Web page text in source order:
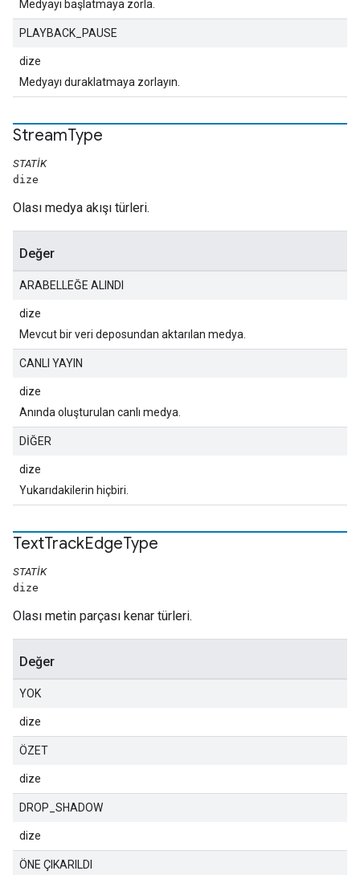
Medyayı başlatmaya zorla.
PLAYBACK_PAUSE
dize
Medyayı duraklatmaya zorlayın.
StreamType
STATIK
dize
Olası medya akışı türleri.
Değer
ARABELLEĞE ALINDI
dize
Mevcut bir veri deposundan aktarılan medya.
CANLI YAYIN
dize
Anında oluşturulan canlı medya.
DİĞER
dize
Yukarıdakilerin hiçbiri.
TextTrackEdgeType
STATIK
dize
Olası metin parçası kenar türleri.
Değer
YOK
dize
ÖZET
dize
DROP_SHADOW
dize
ÖNE ÇIKARILDI